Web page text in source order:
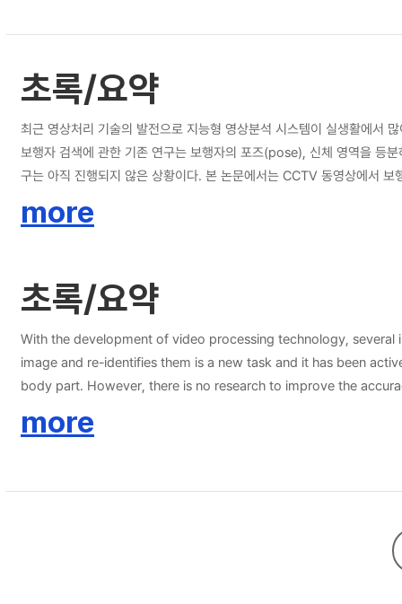
초록/요약
최근 영상처리 기술의 발전으로 지능형 영상분석 시스템이 실생활에서
보행자 검색에 관한 기존 연구는 보행자의 포즈(pose), 신체 영역을 등
구는 아직 진행되지 않은 상황이다. 본 논문에서는 CCTV 동영상에서
에 대한 학습 및 검증을 위해 보행자 검색 연구 데이터인 CUHK-
more
초록/요약
With the development of video processing technology,
image and re-identifies them is a new task and it has been
body part. However, there is no research to improve the
method, we fuse with attention mechanism and re-ranking
more